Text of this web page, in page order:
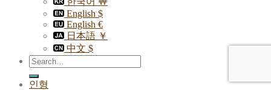
English $
English €
日本語 ￥
中文 $
Search
for:
인형